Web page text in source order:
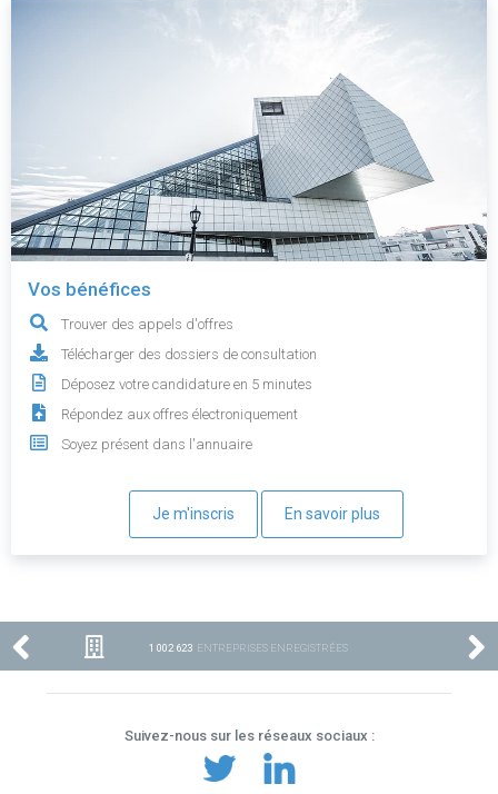
Vos bénéfices
Trouver des appels d'offres
Télécharger des dossiers de consultation
Déposez votre candidature en 5 minutes
Répondez aux offres électroniquement
Soyez présent dans l'annuaire
Je m'inscris En savoir plus
1 002 623 ENTREPRISES ENREGISTRÉES
Suivez-nous sur les réseaux sociaux :